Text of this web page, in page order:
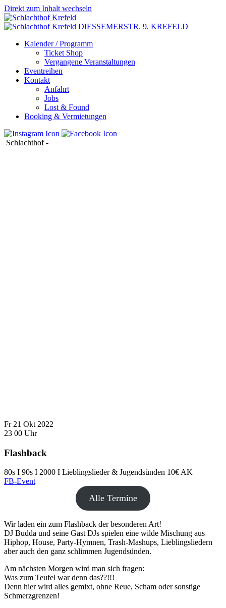
Direkt zum Inhalt wechseln
DIESSEMERSTR. 9, KREFELD
Kalender / Programm
Ticket Shop
Vergangene Veranstaltungen
Eventreihen
Kontakt
Anfahrt
Jobs
Lost & Found
Booking & Vermietungen
Schlachthof-
Fr 21 Okt 2022
23 00 Uhr
Flashback
80s I 90s I 2000 I Lieblingslieder & Jugendsünden 10€ AK
FB-Event
Alle Termine
Wir laden ein zum Flashback der besonderen Art!
DJ Budda und seine Gast DJs spielen eine wilde Mischung aus
Hiphop, House, Party-Hymnen, Trash-Mashups, Lieblingsliedern
aber auch den ganz schlimmen Jugendsünden.
Am nächsten Morgen wird man sich fragen:
Was zum Teufel war denn das??!!!
Denn hier wird alles gemixt, ohne Reue, Scham oder sonstige
Schmerzgrenzen!